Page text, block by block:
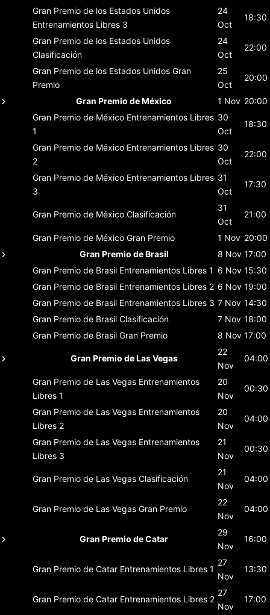
Gran Premio de los Estados Unidos
Entrenamientos Libres 3
24
Oct
18:30
Gran Premio de los Estados Unidos
Clasificación
24
Oct
22:00
Gran Premio de los Estados Unidos Gran
Premio
25
Oct
20:00
Gran Premio de México 1 Nov 20:00
Gran Premio de México Entrenamientos Libres
1
30
Oct
18:30
Gran Premio de México Entrenamientos Libres
2
30
Oct
22:00
Gran Premio de México Entrenamientos Libres
3
31
Oct
17:30
Gran Premio de México Clasificación
31
Oct
21:00
Gran Premio de México Gran Premio 1 Nov 20:00
Gran Premio de Brasil
8 Nov 17:00
Gran Premio de Brasil Entrenamientos Libres 1 6 Nov 15:30
Gran Premio de Brasil Entrenamientos Libres 2 6 Nov 19:00
Gran Premio de Brasil Entrenamientos Libres 3 7 Nov 14:30
Gran Premio de Brasil Clasificación 7 Nov 18:00
Gran Premio de Brasil Gran Premio 8 Nov 17:00
Gran Premio de Las Vegas
22
Nov
04:00
Gran Premio de Las Vegas Entrenamientos
Libres 1
20
Nov
00:30
Gran Premio de Las Vegas Entrenamientos
Libres 2
20
Nov
04:00
Gran Premio de Las Vegas Entrenamientos
Libres 3
21
Nov
00:30
Gran Premio de Las Vegas Clasificación
21
Nov
04:00
Gran Premio de Las Vegas Gran Premio
22
Nov
04:00
Gran Premio de Catar
29
Nov
16:00
Gran Premio de Catar Entrenamientos Libres 1
27
Nov
13:30
Gran Premio de Catar Entrenamientos Libres 2
27
Nov
17:00